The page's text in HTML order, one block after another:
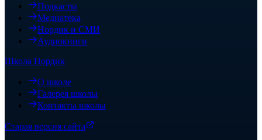
Подкасты
Медиатека
Нордик и СМИ
Аудиокниги
Школа Нордик
О школе
Галерея школы
Контакты школы
Старая версия сайта